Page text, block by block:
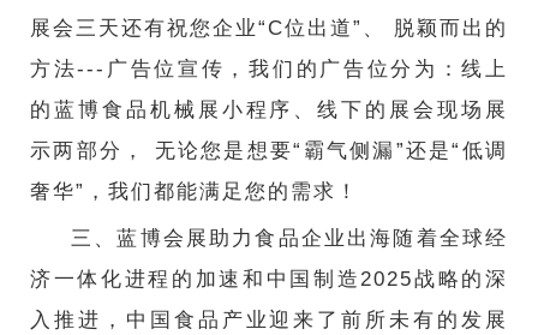
展会三天还有祝您企业“C位出道”、 脱颖而出的
方法---广告位宣传，我们的广告位分为：线上
的蓝博食品机械展小程序、线下的展会现场展
示两部分， 无论您是想要“霸气侧漏”还是“低调
奢华”，我们都能满足您的需求！
三、蓝博会展助力食品企业出海随着全球经
济一体化进程的加速和中国制造2025战略的深
入推进，中国食品产业迎来了前所未有的发展